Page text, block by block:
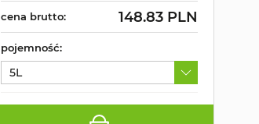
cena brutto: 148.83 PLN
pojemność:
5L